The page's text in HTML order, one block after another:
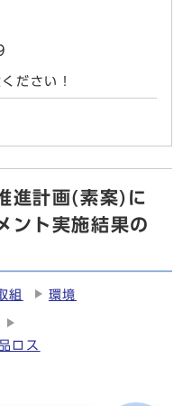
ださい！
進計画(素案)に
ント実施結果の
組 環境
ロス